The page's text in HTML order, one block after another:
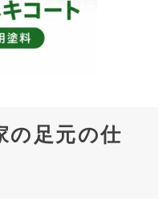
の足元の仕